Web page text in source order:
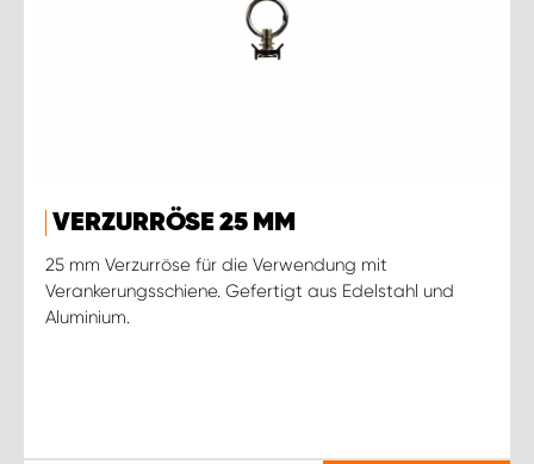
VERZURRÖSE 25 MM
25 mm Verzurröse für die Verwendung mit
Verankerungsschiene. Gefertigt aus Edelstahl und
Aluminium.